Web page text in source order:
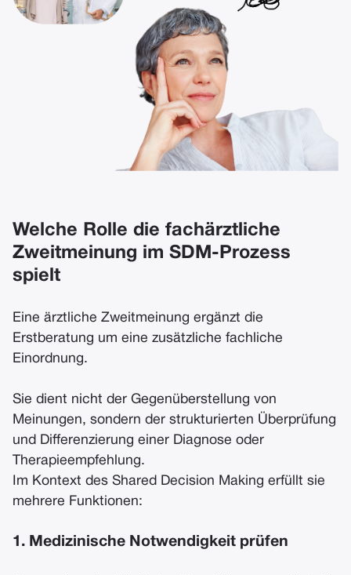
Welche Rolle die fachärztliche
Zweitmeinung im SDM-Prozess
spielt
Eine ärztliche Zweitmeinung ergänzt die
Erstberatung um eine zusätzliche fachliche
Einordnung.
Sie dient nicht der Gegenüberstellung von
Meinungen, sondern der strukturierten Überprüfung
und Differenzierung einer Diagnose oder
Therapieempfehlung.
Im Kontext des Shared Decision Making erfüllt sie
mehrere Funktionen:
1. Medizinische Notwendigkeit prüfen